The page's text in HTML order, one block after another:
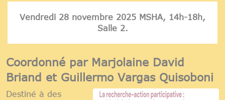
Vendredi 28 novembre 2025 MSHA, 14h-18h,
Salle 2.
Coordonné par Marjolaine David
Briand et Guillermo Vargas Quisoboni
Destiné à des